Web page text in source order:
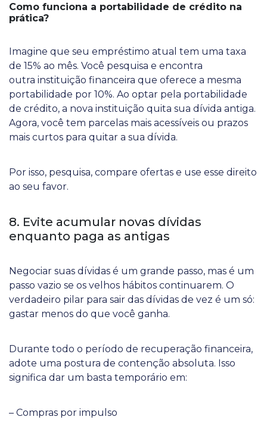
Como funciona a portabilidade de crédito na
prática?
Imagine que seu empréstimo atual tem uma taxa
de 15% ao mês. Você pesquisa e encontra
outra instituição financeira que oferece a mesma
portabilidade por 10%. Ao optar pela portabilidade
de crédito, a nova instituição quita sua dívida antiga.
Agora, você tem parcelas mais acessíveis ou prazos
mais curtos para quitar a sua dívida.
Por isso, pesquisa, compare ofertas e use esse direito
ao seu favor.
8. Evite acumular novas dívidas
enquanto paga as antigas
Negociar suas dívidas é um grande passo, mas é um
passo vazio se os velhos hábitos continuarem. O
verdadeiro pilar para sair das dívidas de vez é um só:
gastar menos do que você ganha.
Durante todo o período de recuperação financeira,
adote uma postura de contenção absoluta. Isso
significa dar um basta temporário em:
– Compras por impulso